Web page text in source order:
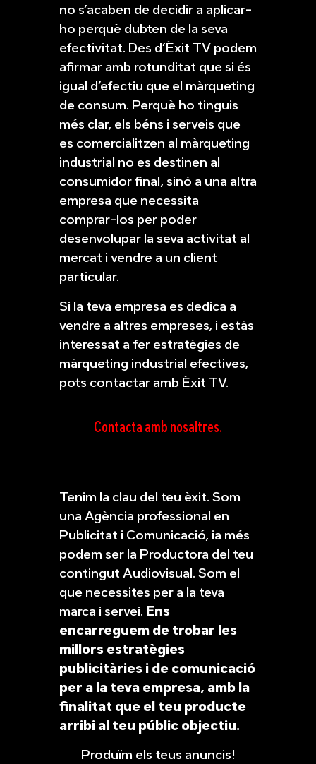
no s’acaben de decidir a aplicar-
ho perquè dubten de la seva
efectivitat. Des d’Èxit TV podem
afirmar amb rotunditat que si és
igual d’efectiu que el màrqueting
de consum. Perquè ho tinguis
més clar, els béns i serveis que
es comercialitzen al màrqueting
industrial no es destinen al
consumidor final, sinó a una altra
empresa que necessita
comprar-los per poder
desenvolupar la seva activitat al
mercat i vendre a un client
particular.
Si la teva empresa es dedica a
vendre a altres empreses, i estàs
interessat a fer estratègies de
màrqueting industrial efectives,
pots contactar amb Èxit TV.
Contacta ambnosaltres.
Tenim la clau del teu èxit. Som
una Agència professional en
Publicitat i Comunicació, ia més
podem ser la Productora del teu
contingut Audiovisual. Som el
que necessites per a la teva
marca i servei. Ens
encarreguem de trobar les
millors estratègies
publicitàries i de comunicació
per a la teva empresa, amb la
finalitat que el teu producte
arribi al teu públic objectiu.
Produïm els teus anuncis!